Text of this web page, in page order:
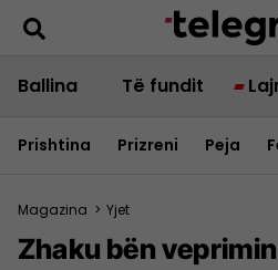
Ballina Të fundit
Prishtina Prizreni Peja
Magazina > Yjet
Zhaku bën